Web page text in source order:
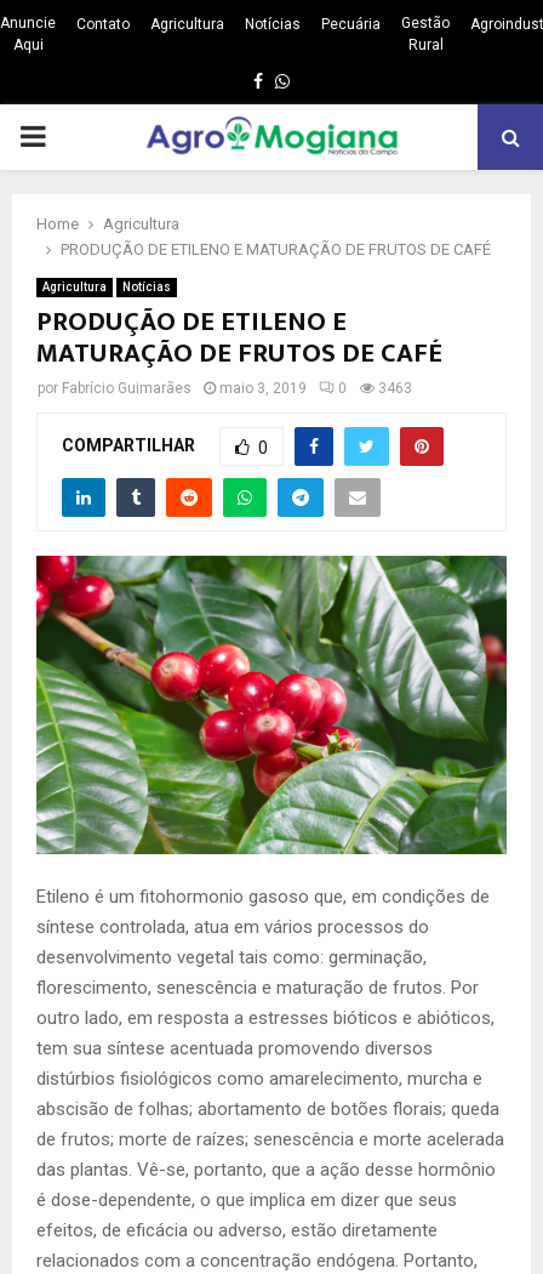
Anuncie
Aqui
Contato Agricultura Notícias Pecuária
Gestão
Rural
Facebook
Whatsapp
PRIMARY
Home
Agricultura
PRODUÇÃO DE ETILENO E MATURAÇÃO DE FRUTOS DE CAFÉ
Agricultura Notícias
PRODUÇÃO DE ETILENO E
MATURAÇÃO DE FRUTOS DE CAFÉ
por Fabrício Guimarães maio 3, 2019 0 3463
COMPARTILHAR 0
Etileno é um fitohormonio gasoso que, em condições de
síntese controlada, atua em vários processos do
desenvolvimento vegetal tais como: germinação,
florescimento, senescência e maturação de frutos. Por
outro lado, em resposta a estresses bióticos e abióticos,
tem sua síntese acentuada promovendo diversos
distúrbios fisiológicos como amarelecimento, murcha e
abscisão de folhas; abortamento de botões florais; queda
de frutos; morte de raízes; senescência e morte acelerada
das plantas. Vê-se, portanto, que a ação desse hormônio
é dose-dependente, o que implica em dizer que seus
efeitos, de eficácia ou adverso, estão diretamente
relacionados com a concentração endógena. Portanto,